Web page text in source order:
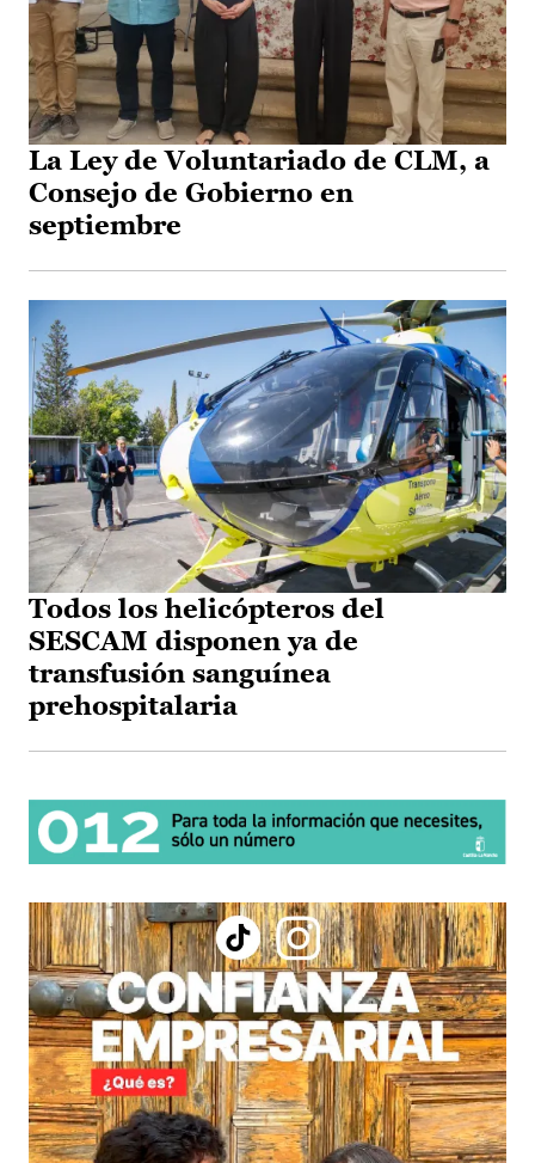
La Ley de Voluntariado de CLM, a
Consejo de Gobierno en
septiembre
Todos los helicópteros del
SESCAM disponen ya de
transfusión sanguínea
prehospitalaria